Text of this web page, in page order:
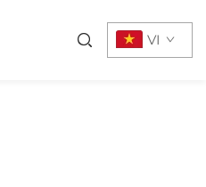
VI